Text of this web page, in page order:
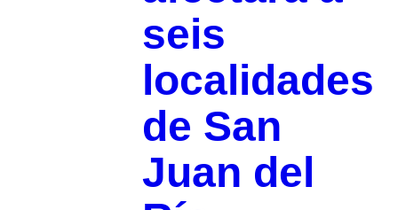
seis
localidades
de San
Juan del